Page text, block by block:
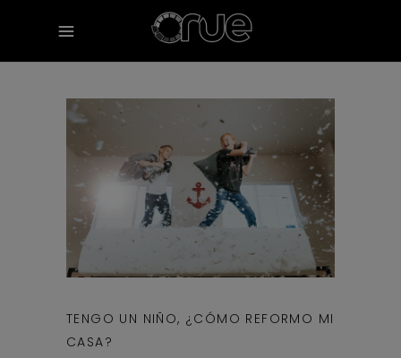
TENGO UN NIÑO, ¿CÓMO REFORMO MI
CASA?